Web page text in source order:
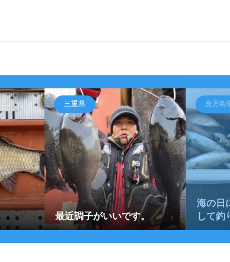
三重県
最近調子がいいです。
鹿児島
海の日
して釣